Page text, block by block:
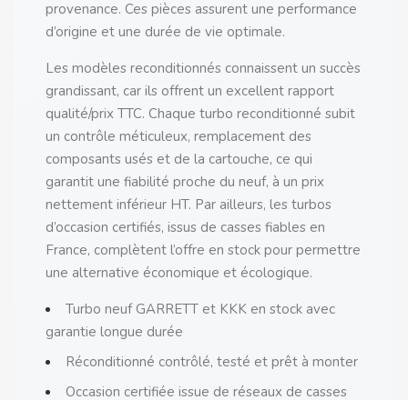
provenance. Ces pièces assurent une performance
d’origine et une durée de vie optimale.
Les modèles reconditionnés connaissent un succès
grandissant, car ils offrent un excellent rapport
qualité/prix TTC. Chaque turbo reconditionné subit
un contrôle méticuleux, remplacement des
composants usés et de la cartouche, ce qui
garantit une fiabilité proche du neuf, à un prix
nettement inférieur HT. Par ailleurs, les turbos
d’occasion certifiés, issus de casses fiables en
France, complètent l’offre en stock pour permettre
une alternative économique et écologique.
Turbo neuf GARRETT et KKK en stock avec
garantie longue durée
Réconditionné contrôlé, testé et prêt à monter
Occasion certifiée issue de réseaux de casses